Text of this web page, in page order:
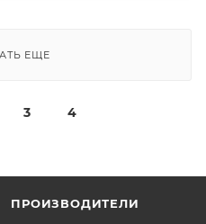
ЕЩЕ
3 4
ПРОИЗВОДИТЕЛИ